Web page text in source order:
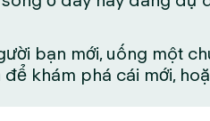
bạn mới, uống một
khám phá cái mới,